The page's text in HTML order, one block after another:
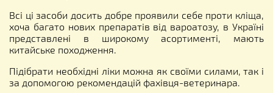
Всі ці засоби досить добре проявили себе проти кліща,
хоча багато нових препаратів від вароатозу, в Україні
представлені в широкому асортименті, мають
китайське походження.
Підібрати необхідні ліки можна як своїми силами, так і
за допомогою рекомендацій фахівця-ветеринара.